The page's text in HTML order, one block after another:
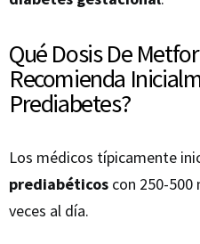
Qué Dosis De
Recomienda
Prediabetes?
Los médicos típicamente
prediabéticos con 250-
veces al día.